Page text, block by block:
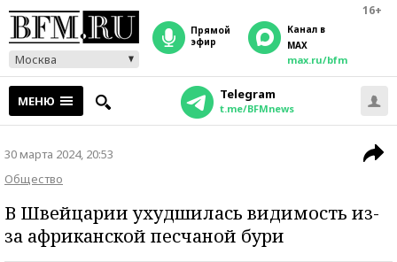
16+
Москва
прямой
эфир
Канал в
MAX
max.ru/bfm
МЕНЮ Telegram
t.me/BFMnews
30 марта 2024, 20:53
Общество
В Швейцарии ухудшилась видимость из-
за африканской песчаной бури